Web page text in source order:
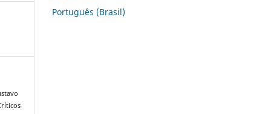
Português (Brasil)